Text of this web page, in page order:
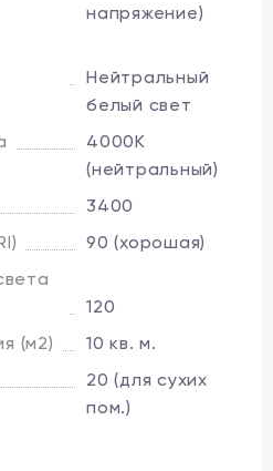
напряжение)
Нейтральный
белый свет
4000K
(нейтральный)
3400
90 (хорошая)
120
(м2)
10 кв. м.
20 (для сухих
пом.)